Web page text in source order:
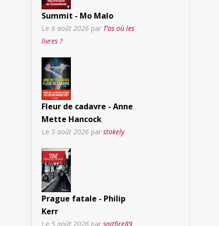
Summit - Mo Malo
Le 6 août 2026 par T’as où les
livres ?
Fleur de cadavre - Anne
Mette Hancock
Le 5 août 2026 par stokely
Prague fatale - Philip
Kerr
Le 5 août 2026 par spitfire89